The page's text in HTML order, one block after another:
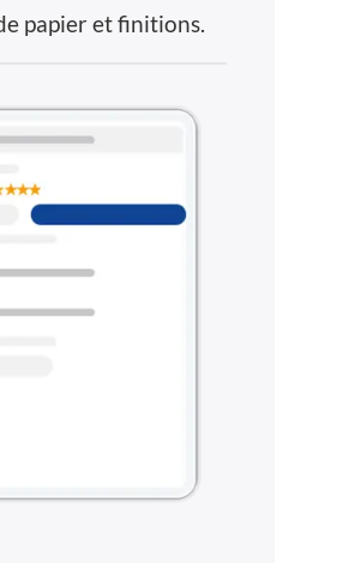
papier et finitions.